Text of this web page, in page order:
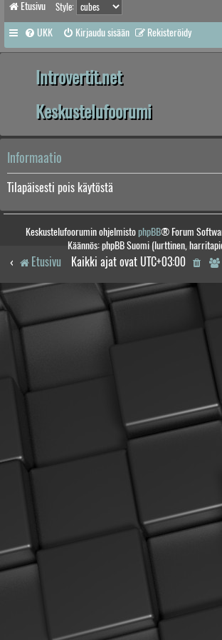
Etusivu Style:
UKK Kirjaudu sisään Rekisteröidy
Introvertit.net
Keskustelufoorumi
Informaatio
Tilapäisesti pois käytöstä
Keskustelufoorumin ohjelmistophpBB® Forum
Käännös: phpBB Suomi (lurttinen,
Etusivu Kaikki ajat ovat UTC+03:00